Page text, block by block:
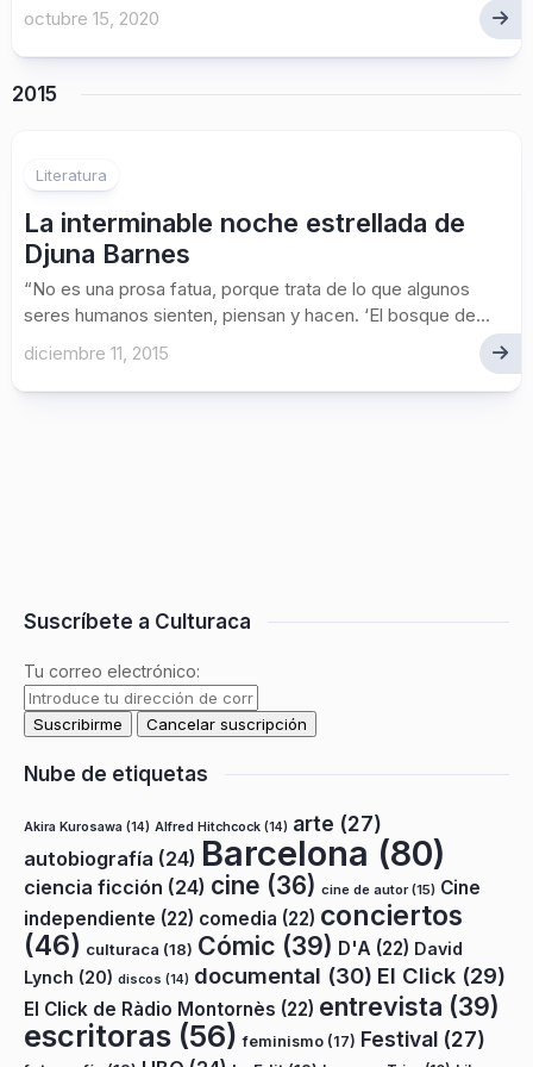
octubre 15, 2020
2015
Literatura
La interminable noche estrellada de
Djuna Barnes
“No es una prosa fatua, porque trata de lo que algunos
seres humanos sienten, piensan y hacen. ‘El bosque de...
diciembre 11, 2015
Suscríbete a Culturaca
Tu correo electrónico:
Nube de etiquetas
Akira Kurosawa (14) Alfred Hitchcock (14) arte (27)
autobiografía (24) Barcelona (80)
ciencia ficción (24) cine (36) cine de autor(15) Cine
independiente (22) comedia (22) conciertos
(46) culturaca (18) Cómic (39) D'A (22) David
Lynch (20) discos (14) documental (30) El Click (29)
El Click de Ràdio Montornès (22) entrevista (39)
escritoras (56) feminismo (17) Festival (27)